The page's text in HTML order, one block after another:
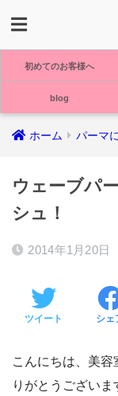
初めてのお客様へ
blog
ホーム パーマ
ウェーブパ
シュ！
2014年1月20日
ツイート シェ
こんにちは、美
りがとうございま